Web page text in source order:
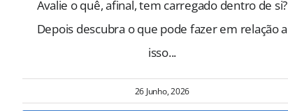
Avalie o quê, afinal, tem carregado dentro de si?
Depois descubra o que pode fazer em relação a
isso...
26 Junho, 2026